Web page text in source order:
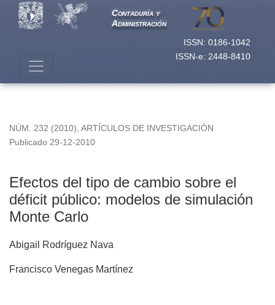
ISSN: 0186-1042
ISSN-e: 2448-8410
Contaduría y
Administración
NÚM. 232 (2010) ARTÍCULOS DE INVESTIGACIÓN
Efectos del tipo de cambio sobre el
déficit público: modelos de simulación
Monte Carlo
Publicado 29-12-2010
Abigail Rodríguez Nava
Francisco Venegas Martínez